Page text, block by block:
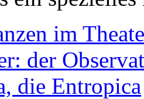
im
der
die Entropica